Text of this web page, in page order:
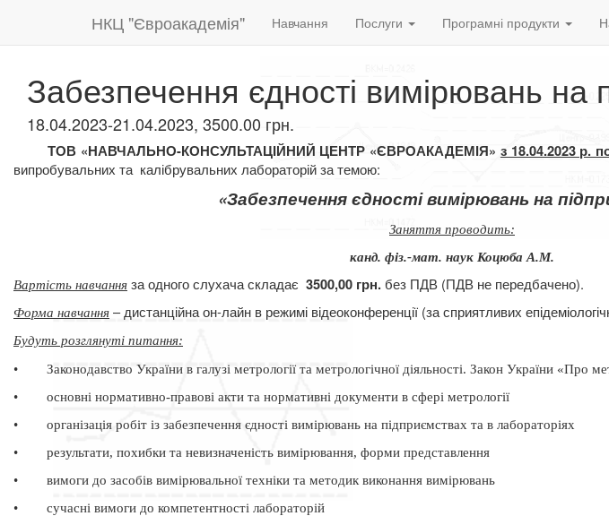
НКЦ "Євроакадемія" Навчання Послуги Програмні продукти
Забезпечення єдності вимірювань на
18.04.2023-21.04.2023, 3500.00 грн.
ТОВ «НАВЧАЛЬНО-КОНСУЛЬТАЦІЙНИЙ ЦЕНТР «ЄВРОАКАДЕМІЯ» з 18.04.2023 р.
випробувальних та калібрувальних лабораторій за темою:
«Забезпечення єдності вимірювань на
Заняття проводить:
канд. фіз.-мат. наук Коцюба А.М.
Вартість навчання за одного слухача складає 3500,00 грн. без ПДВ (ПДВ не передбачено).
Форма навчання – дистанційна он-лайн в режимі відеоконференції (за сприятливих
Будуть розглянуті питання:
•
Законодавство України в галузі метрології та метрологічної діяльності. Закон України «Про
•
основні нормативно-правові акти та нормативні документи в сфері метрології
•
організація робіт із забезпечення єдності вимірювань на підприємствах та в лабораторіях
•
результати, похибки та невизначеність вимірювання, форми представлення
•
вимоги до засобів вимірювальної техніки та методик виконання вимірювань
•
сучасні вимоги до компетентності лабораторій